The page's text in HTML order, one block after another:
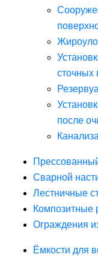
сточных
после
Сварной
Лестничные
Композитные
Ограждения
Ёмкости для